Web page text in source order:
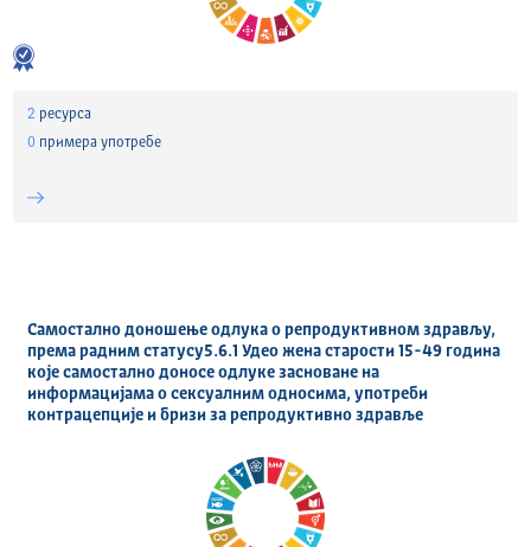
2 ресурса
0 примера употребе
Самостално доношење одлука о репродуктивном здрављу,
према радним статусу5.6.1 Удео жена старости 15-49 година
које самостално доносе одлуке засноване на
информацијама о сексуалним односима, употреби
контрацепције и бризи за репродуктивно здравље